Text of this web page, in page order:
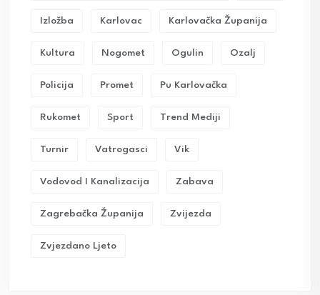
Izložba Karlovac Karlovačka Županija
Kultura Nogomet Ogulin Ozalj
Policija Promet Pu Karlovačka
Rukomet Sport Trend Mediji
Turnir Vatrogasci Vik
Vodovod I Kanalizacija Zabava
Zagrebačka Županija Zvijezda
Zvjezdano Ljeto